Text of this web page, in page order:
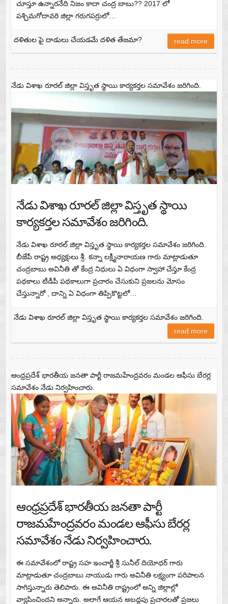
చూస్తూ ఉన్నారనేది నిజం కాదా చంద్ర బాబు?? 2017 లో
పశ్చిమగోదావరి జిల్లా గరుగపర్రులో…
దళితుల పై దాడులు చేయడమే దళిత తేజమా? read more
నేడు విశాఖ రూరల్ జిల్లా విస్తృత స్థాయి కార్యకర్తల సమావేశం జరిగింది.
నేడు విశాఖ రూరల్ జిల్లా విస్తృత స్థాయి
కార్యకర్తల సమావేశం జరిగింది.
నేడు విశాఖ రూరల్ జిల్లా విస్తృత స్థాయి కార్యకర్తల సమావేశం జరిగింది.
బీజేపీ రాష్ట్ర అధ్యక్షులు శ్రీ. కన్నా లక్ష్మీనారాయణ గారు మాట్లాడుతూ
చంద్రబాబు అవినీతి తో కేంద్ర నిధులు ఏ విధంగా స్వాహా చేస్తూ కేంద్ర
పథకాలు టీడీపీ పథకాలుగా ప్రచారం చేసుకుని ప్రజలను మోసం
చేస్తున్నారో , దాన్ని ఏ విధంగా తిప్పికొట్టలో…
నేడు విశాఖ రూరల్ జిల్లా విస్తృత స్థాయి కార్యకర్తల సమావేశం జరిగింది.
read more
ఆంధ్రప్రదేశ్ భారతీయ జనతా పార్టీ రాజమహేంద్రవరం మండల ఆఫీసు బేరర్ల
సమావేశం నేడు నిర్వహించారు.
ఆంధ్రప్రదేశ్ భారతీయ జనతా పార్టీ
రాజమహేంద్రవరం మండల ఆఫీసు బేరర్ల
సమావేశం నేడు నిర్వహించారు.
ఈ సమావేశంలో రాష్ట్ర సహ ఇంచార్జీ శ్రీ సునీల్ దియోధర్ గారు
మాట్లాడుతూ చంద్రబాబు నాయుడు గారు అవినీతి లక్ష్యంగా పరిపాలన
సాగిస్తున్నారు తెలిపారు. ఈ అవినీతి రాష్ట్రంలో అన్ని జిల్లాల్లో
వ్యాపించిందని అన్నారు. అలాగే ఆయన అబద్ధపు ప్రచారలతో ప్రజలు